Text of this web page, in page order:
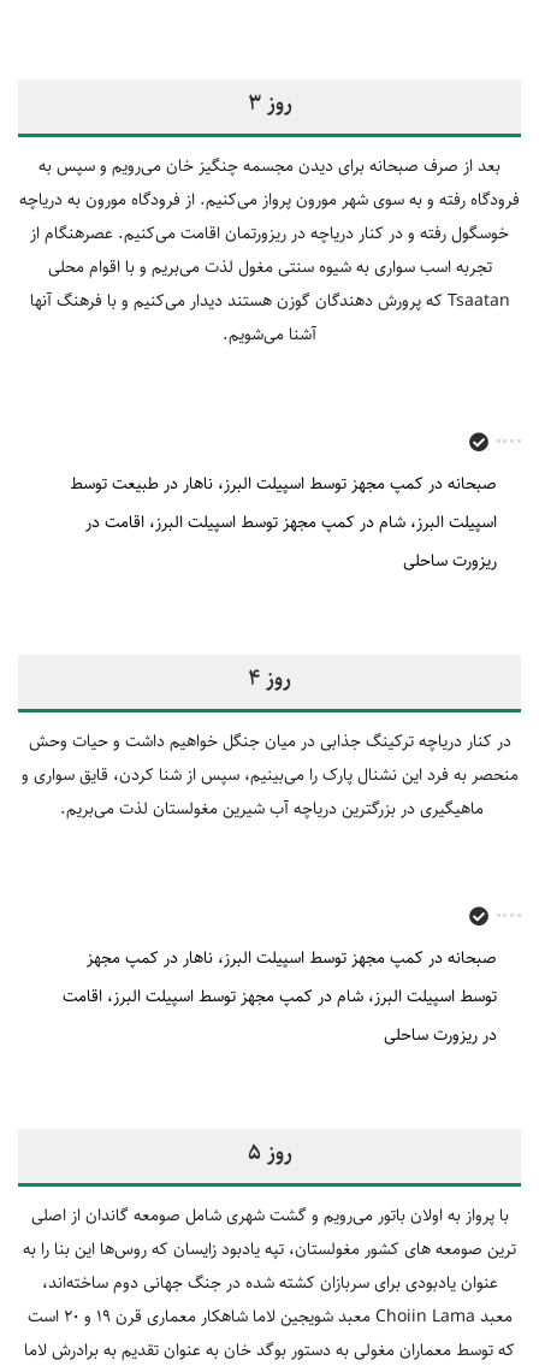
روز 3
بعد از صرف صبحانه برای دیدن مجسمه چنگیز خان می‌رویم و سپس به
فرودگاه رفته و به سوی شهر مورون پرواز می‌کنیم. از فرودگاه مورون به دریاچه
خوسگول رفته و در کنار دریاچه در ریزورتمان اقامت می‌کنیم. عصرهنگام از
تجربه اسب سواری به شیوه سنتی مغول لذت می‌بریم و با اقوام محلی
Tsaatan که پرورش دهندگان گوزن هستند دیدار می‌کنیم و با فرهنگ آنها
آشنا می‌شویم.
صبحانه در کمپ مجهز توسط اسپیلت البرز ناهار در طبیعت توسط
اسپیلت البرز شام در کمپ مجهز توسط اسپیلت البرز اقامت در
ریزورت ساحلی
روز 4
در کنار دریاچه ترکینگ جذابی در میان جنگل خواهیم داشت و حیات وحش
منحصر به فرد این نشنال پارک را می‌بینیم، سپس از شنا کردن، قایق سواری و
ماهیگیری در بزرگترین دریاچه آب شیرین مغولستان لذت می‌بریم.
صبحانه در کمپ مجهز توسط اسپیلت البرز ناهار در کمپ مجهز
توسط اسپیلت البرز شام در کمپ مجهز توسط اسپیلت البرز اقامت
در ریزورت ساحلی
روز 5
با پرواز به اولان باتور می‌رویم و گشت شهری شامل صومعه گاندان از اصلی
ترین صومعه های کشور مغولستان، تپه یادبود زایسان کهروس‌ها این بنا را به
عنوان یادبودی برای سربازان کشته شده در جنگ جهانی دوم ساخته‌اند،
معبد Choiin Lama
معبد شویجین لاما شاهکار معماری قرن 19 و 20 است
که توسط معماران مغولی به دستور بوگد خان به عنوان تقدیم به برادرش لاما